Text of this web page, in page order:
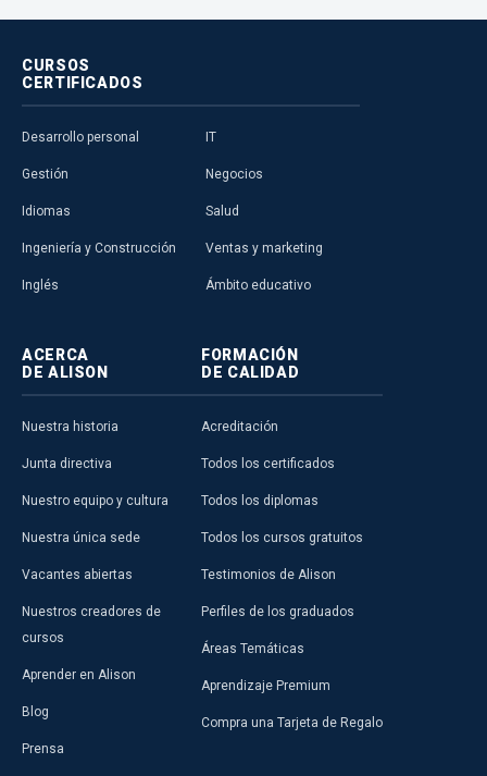
CURSOS
CERTIFICADOS
Desarrollo personal
Gestión
Idiomas
Ingeniería y Construcción
Inglés
IT
Negocios
Salud
Ventas y marketing
Ámbito educativo
ACERCA
DE ALISON
Nuestra historia
Junta directiva
Nuestro equipo y cultura
Nuestra única sede
Vacantes abiertas
Nuestros creadores de
cursos
Aprender en Alison
Blog
Prensa
FORMACIÓN
DE CALIDAD
Acreditación
Todos los certificados
Todos los diplomas
Todos los cursos gratuitos
Testimonios de Alison
Perfiles de los graduados
Áreas Temáticas
Aprendizaje Premium
Compra una Tarjeta de Regalo